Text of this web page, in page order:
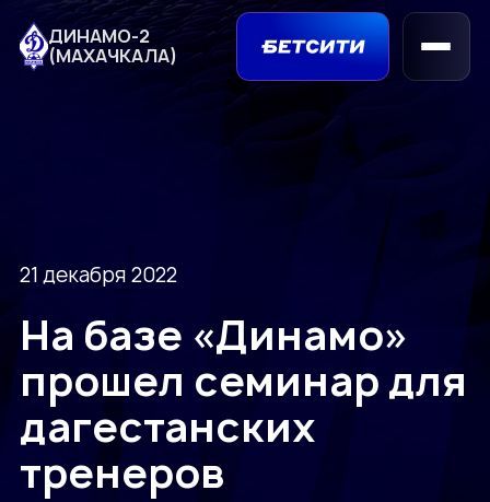
ДИНАМО-2
(МАХАЧКАЛА)
21 декабря 2022
На базе «Динамо»
прошел семинар для
дагестанских
тренеров